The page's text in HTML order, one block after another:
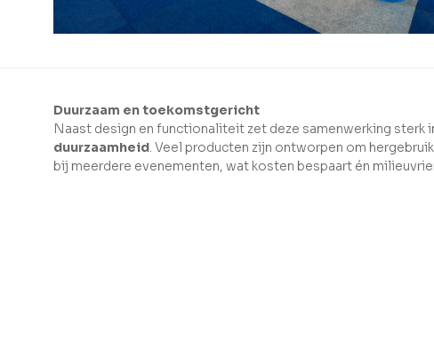
Duurzaam en toekomstgericht
Naast design en functionaliteit zet deze samenwerking sterk
duurzaamheid. Veel producten zijn ontworpen om
bij meerdere evenementen, wat kosten bespaart én